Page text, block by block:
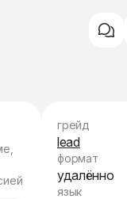
грейд
lead
формат
удалённо
язык